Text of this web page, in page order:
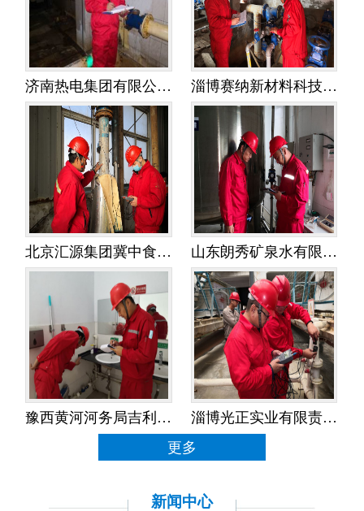
济南热电集团有限公司金鸡岭热电分公司——水平衡测试 淄博赛纳新材料科技有限公司——水平衡测试
北京汇源集团冀中食品饮料有限公司——水平衡测试 山东朗秀矿泉水有限公司——水平衡测试
豫西黄河河务局吉利黄河河务局——水平衡测试
淄博光正实业有限责任公司——水平衡测试
更多
新闻中心